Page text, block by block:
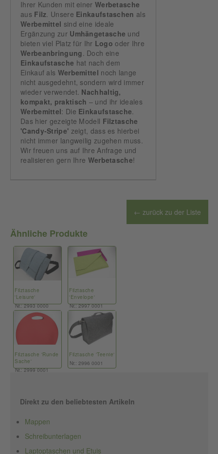
Ihrer Kunden mit einer Werbetasche
aus Filz. Unsere Einkaufstaschen als
Werbemittel sind eine ideale
Ergänzung zur Umhängetasche und
bieten viel Platz für Ihr Logo oder Ihre
Werbeanbringung. Doch eine
Einkaufstasche hat nach dem
Einkauf als Werbemittel noch lange
nicht ausgedehnt, sondern wird immer
wieder verwendet. Nachhaltig,
kompakt, praktisch – und ihr ideales
Werbemittel: Die Einkaufstasche.
Das hier gezeigte Modell Filztasche
'Candy-Stripe' zeigt, dass es hierbei
nicht immer langweilig zugehen muss.
Wir freuen uns auf Ihre Anfrage und
realisieren gern Ihre Werbetasche!
← zurück zu der Liste
Ähnliche Produkte
Filztasche
'Leisure'
Nr.: 2993 0000
Filztasche
'Envelope'
Nr.: 2997 0001
Filztasche 'Runde
Sache'
Nr.: 2999 0001
Filztasche 'Teenie'
Nr.: 2996 0001
Direkt zu den beliebtesten Artikeln
Mappen
Schreibunterlagen
Laptoptaschen und Etuis